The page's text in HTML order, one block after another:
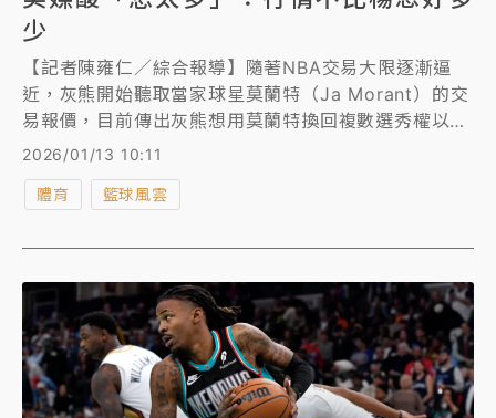
少
【記者陳雍仁／綜合報導】隨著NBA交易大限逐漸逼
近，灰熊開始聽取當家球星莫蘭特（Ja Morant）的交
易報價，目前傳出灰熊想用莫蘭特換回複數選秀權以及
年輕潛力球員，但遭到《ESPN》記者麥克馬洪（Tim
比楊恩（Trae Young）好多少。
2026/01/13 10:11
體育 籃球風雲